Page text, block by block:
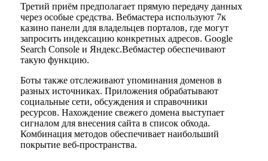
Третий приём предполагает прямую передачу данных
через особые средства. Вебмастера используют 7к
казино панели для владельцев порталов, где могут
запросить индексацию конкретных адресов. Google
Search Console и Яндекс.Вебмастер обеспечивают
такую функцию.
Боты также отслеживают упоминания доменов в
разных источниках. Приложения обрабатывают
социальные сети, обсуждения и справочники
ресурсов. Нахождение свежего домена выступает
сигналом для внесения сайта в список обхода.
Комбинация методов обеспечивает наибольший
покрытие веб-пространства.